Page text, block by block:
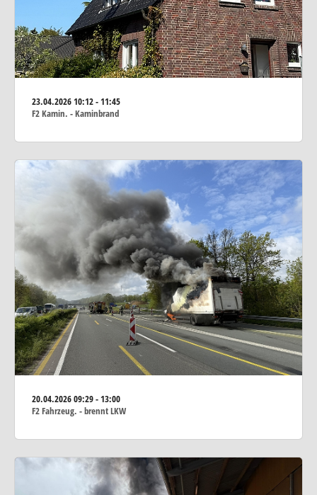
23.04.202610:12 - 11:45
F2 Kamin. - Kaminbrand
20.04.202609:29 - 13:00
F2 Fahrzeug. - brennt LKW